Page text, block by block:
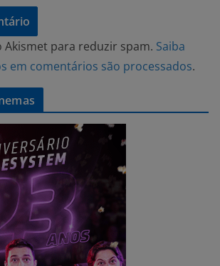
Akismet para reduzir spam. Saiba
em comentários são processados.